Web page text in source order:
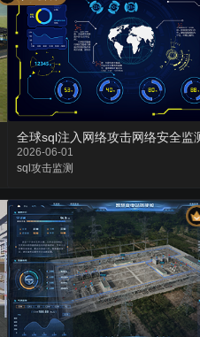
全球sql注入网络攻击网络安全监
2026-06-01
sql 攻击监测